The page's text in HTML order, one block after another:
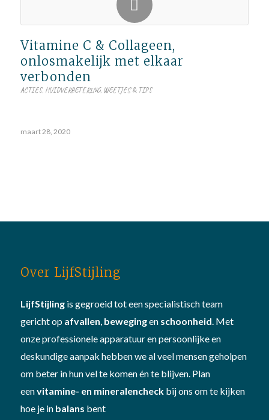
Vitamine C & Collageen,
onlosmakelijk met elkaar
verbonden
ACTIES, HUIDVERBETERING, WEETJES & TIPS
maart 28, 2020
Over LijfStijling
LijfStijlingis gegroeid tot een specialistisch team
gericht op afvallen, bewegingen schoonheid. Met
onze professionele apparatuur en persoonlijke en
deskundige aanpak hebben we al veel mensen geholpen
om beter in hun vel te komen én te blijven. Plan
eenvitamine- en mineralencheckbij ons om te kijken
hoe je in balans bent